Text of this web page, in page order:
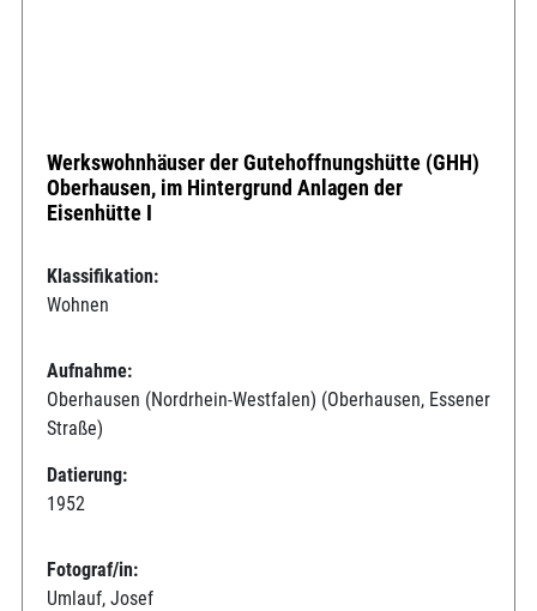
Werkswohnhäuser der Gutehoffnungshütte (GHH)
Oberhausen, im Hintergrund Anlagen der
Eisenhütte I
Klassifikation:
Wohnen
Aufnahme:
Oberhausen (Nordrhein-Westfalen) (Oberhausen, Essener
Straße)
Datierung:
1952
Fotograf/in:
Umlauf, Josef